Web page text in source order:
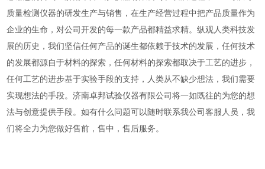
质量检测仪器的研发生产与销售，在生产经营过程中把产品质量作为
企业的生命，对公司开发的每一款产品都精益求精。纵观人类科技发
展的历史，我们坚信任何产品的诞生都依赖于技术的发展，任何技术
的发展都源自于材料的探索，任何材料的探索都取决于工艺的进步，
任何工艺的进步基于实验手段的支持，人类从不缺少想法，我们需要
实现想法的手段。济南卓邦试验仪器有限公司将一如既往的为您的想
法与创意提供手段。如有什么问题可以随时联系我公司客服人员，我
们将全力为您做好售前，售中，售后服务。